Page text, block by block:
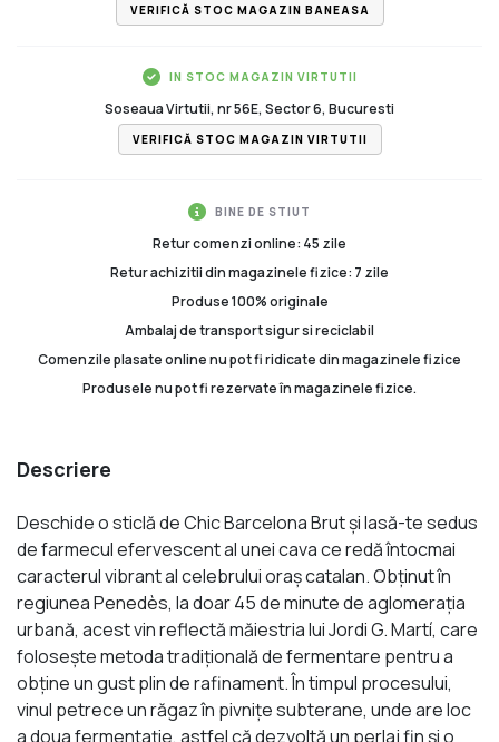
VERIFICĂ STOC MAGAZIN BANEASA
IN STOC MAGAZIN VIRTUTII
Soseaua Virtutii, nr 56E, Sector 6, Bucuresti
VERIFICĂ STOC MAGAZIN VIRTUTII
BINE DE STIUT
Retur comenzi online: 45 zile
Retur achizitii din magazinele fizice: 7 zile
Produse 100% originale
Ambalaj de transport sigur si reciclabil
Comenzile plasate online nu pot fi ridicate din magazinele fizice
Produsele nu pot fi rezervate în magazinele fizice.
Descriere
Deschide o sticlă de Chic Barcelona Brut și lasă-te sedus
de farmecul efervescent al unei cava ce redă întocmai
caracterul vibrant al celebrului oraș catalan. Obținut în
regiunea Penedès, la doar 45 de minute de aglomerația
urbană, acest vin reflectă măiestria lui Jordi G. Martí, care
folosește metoda tradițională de fermentare pentru a
obține un gust plin de rafinament. În timpul procesului,
vinul petrece un răgaz în pivnițe subterane, unde are loc
a doua fermentație, astfel că dezvoltă un perlaj fin și o